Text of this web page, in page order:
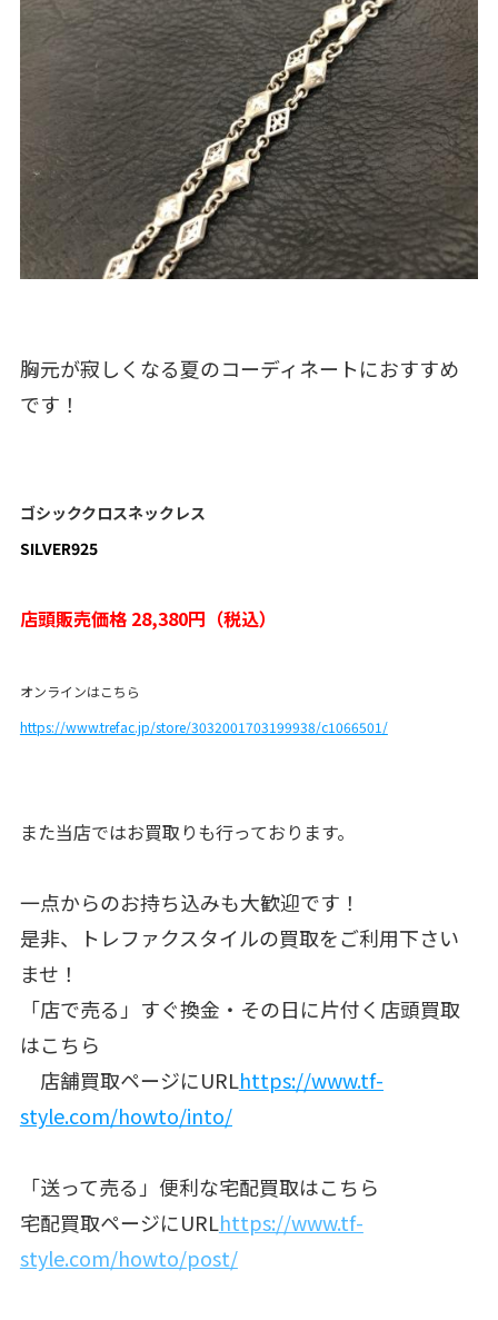
胸元が寂しくなる夏のコーディネートにおすすめ
です！
ゴシッククロスネックレス
SILVER925
店頭販売価格 28,380円（税込）
オンラインはこちら
https://www.trefac.jp/store/3032001703199938/c1066501/
また当店ではお買取りも行っております。
一点からのお持ち込みも大歓迎です！
是非、トレファクスタイルの買取をご利用下さい
ませ！
「店で売る」すぐ換金・その日に片付く店頭買取
はこちら
店舗買取ページにURLhttps://www.tf-
style.com/howto/into/
「送って売る」便利な宅配買取はこちら
宅配買取ページにURLhttps://www.tf-
style.com/howto/post/